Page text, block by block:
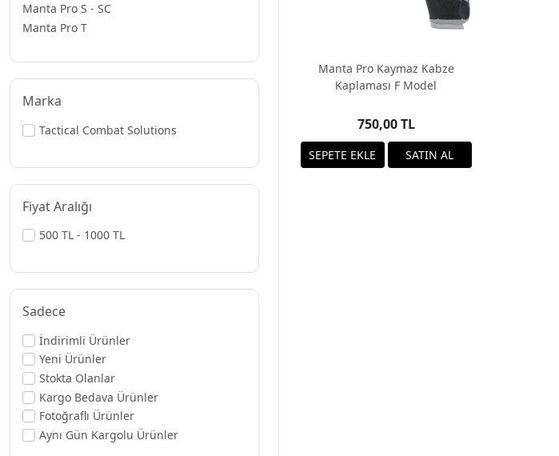
Manta Pro S - SC
Manta Pro T
Marka
Tactical Combat Solutions
Fiyat Aralığı
500 TL - 1000 TL
Sadece
İndirimli Ürünler
Yeni Ürünler
Stokta Olanlar
Kargo Bedava Ürünler
Fotoğraflı Ürünler
Aynı Gün Kargolu Ürünler
Manta Pro Kaymaz Kabze
Kaplaması F Model
750,00 TL